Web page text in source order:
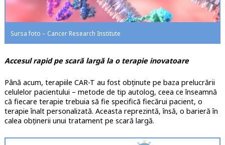
Sursa foto – Cancer Research Institute
Accesul rapid pe scară largă la o terapie inovatoare
Până acum, terapiile CAR-T au fost obținute pe baza prelucrării
celulelor pacientului – metode de tip autolog, ceea ce înseamnă
că fiecare terapie trebuia să fie specifică fiecărui pacient, o
terapie înalt personalizată. Aceasta reprezintă, însă, o barieră în
calea obținerii unui tratament pe scară largă.